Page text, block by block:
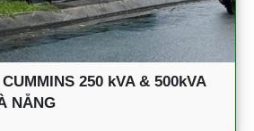
250 kVA & 500kVA
NẴNG